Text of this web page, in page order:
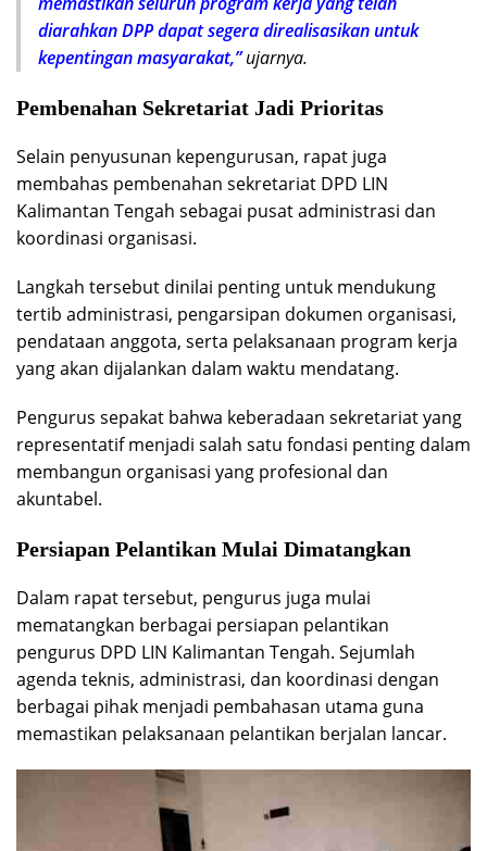
diarahkan DPP dapat segera direalisasikan untuk
kepentingan masyarakat,”ujarnya.
Pembenahan Sekretariat Jadi Prioritas
Selain penyusunan kepengurusan, rapat juga
membahas pembenahan sekretariat DPD LIN
Kalimantan Tengah sebagai pusat administrasi dan
koordinasi organisasi.
Langkah tersebut dinilai penting untuk mendukung
tertib administrasi, pengarsipan dokumen organisasi,
pendataan anggota, serta pelaksanaan program kerja
yang akan dijalankan dalam waktu mendatang.
Pengurus sepakat bahwa keberadaan sekretariat yang
representatif menjadi salah satu fondasi penting dalam
membangun organisasi yang profesional dan
akuntabel.
Persiapan Pelantikan Mulai Dimatangkan
Dalam rapat tersebut, pengurus juga mulai
mematangkan berbagai persiapan pelantikan
pengurus DPD LIN Kalimantan Tengah. Sejumlah
agenda teknis, administrasi, dan koordinasi dengan
berbagai pihak menjadi pembahasan utama guna
memastikan pelaksanaan pelantikan berjalan lancar.